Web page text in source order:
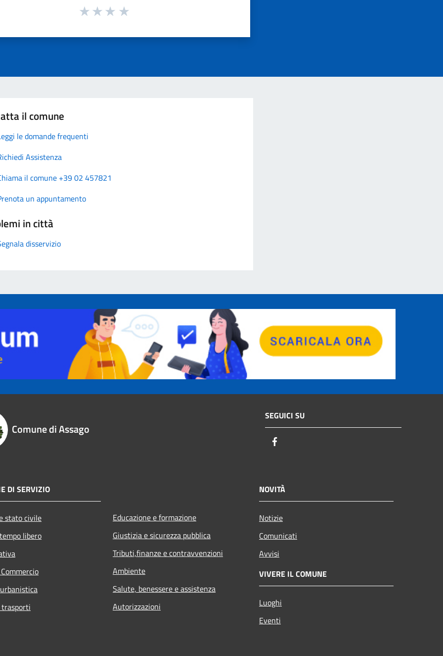
il comune
le domande frequenti
Assistenza
il comune +39 02 457821
un appuntamento
in città
disservizio
Comune di Assago
SEGUICI SU
DI SERVIZIO
stato civile
libero
Educazione e formazione
Giustizia e sicurezza pubblica
Tributi,finanze e contravvenzioni
Ambiente
Salute, benessere e assistenza
Autorizzazioni
NOVITÀ
Notizie
Comunicati
Avvisi
VIVERE IL COMUNE
Luoghi
Eventi